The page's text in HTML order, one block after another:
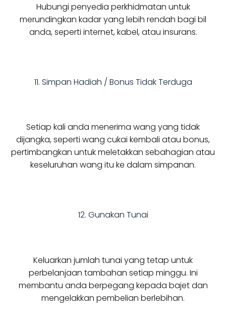
Hubungi penyedia perkhidmatan untuk
merundingkan kadar yang lebih rendah bagi bil
anda, seperti internet, kabel, atau insurans.
11. Simpan Hadiah / Bonus Tidak Terduga
Setiap kali anda menerima wang yang tidak
dijangka, seperti wang cukai kembali atau bonus,
pertimbangkan untuk meletakkan sebahagian atau
keseluruhan wang itu ke dalam simpanan.
12. Gunakan Tunai
Keluarkan jumlah tunai yang tetap untuk
perbelanjaan tambahan setiap minggu. Ini
membantu anda berpegang kepada bajet dan
mengelakkan pembelian berlebihan.